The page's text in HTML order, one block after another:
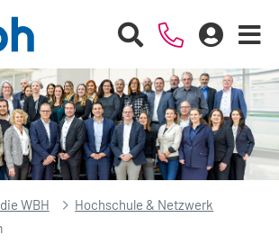
WBH
Hochschule & Netzwerk